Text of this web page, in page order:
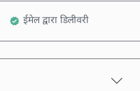
ईमेल द्वारा डिलीवरी